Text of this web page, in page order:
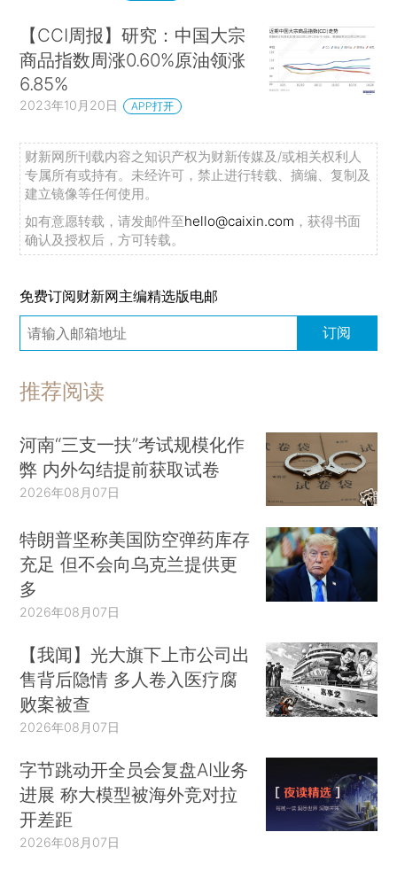
【CCI周报】研究：中国大宗
商品指数周涨0.60%原油领涨
6.85%
2023年10月20日 APP打开
财新网所刊载内容之知识产权为财新传媒及/或相关权利人
专属所有或持有。未经许可，禁止进行转载、摘编、复制及
建立镜像等任何使用。
如有意愿转载，请发邮件至hello@caixin.com ，获得书面
确认及授权后，方可转载。
免费订阅财新网主编精选版电邮
订阅
推荐阅读
河南“三支一扶”考试规模化作
弊 内外勾结提前获取试卷
2026年08月07日
特朗普坚称美国防空弹药库存
充足 但不会向乌克兰提供更
多
2026年08月07日
【我闻】光大旗下上市公司出
售背后隐情 多人卷入医疗腐
败案被查
2026年08月07日
字节跳动开全员会复盘AI业务
进展 称大模型被海外竞对拉
开差距
2026年08月07日